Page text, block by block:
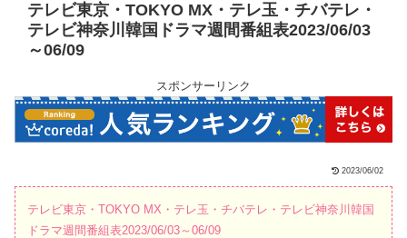
テレビ東京・TOKYO MX・テレ玉・チバテレ・
テレビ神奈川韓国ドラマ週間番組表2023/06/03
～06/09
スポンサーリンク
2023/06/02
テレビ東京・TOKYO MX・テレ玉・チバテレ・テレビ神奈川韓国
ドラマ週間番組表2023/06/03～06/09